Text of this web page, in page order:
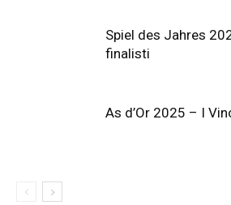
Spiel des Jahres
finalisti
As d’Or 2025 – I